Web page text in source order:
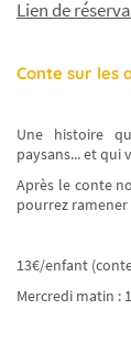
Lien de
Conte sur les
Une histoire
paysans... et qui
Après le conte
pourrez
13€/enfant
Mercredi matin :